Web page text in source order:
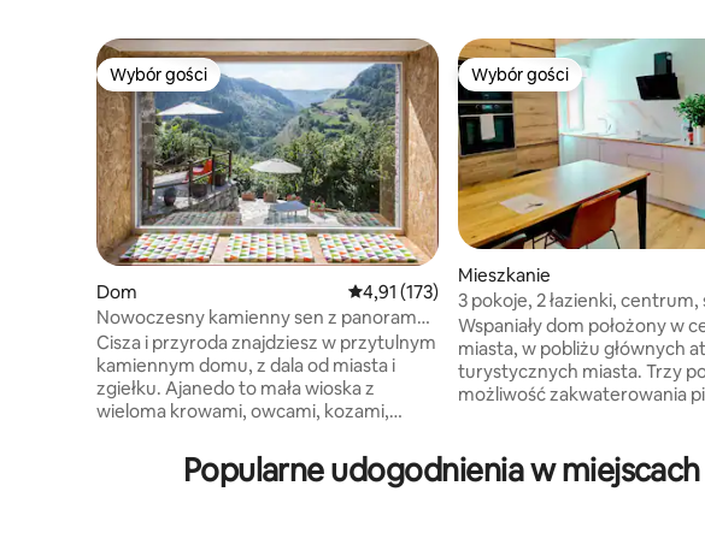
Wybór gości
Wybór gości
Dom Średnia ocena: 4,91 na 5, liczba recenzji: 173
4,91 (173)
Nowoczesny kamienny sen z panoramą
z Wi-Fi
Cisza i przyroda znajdziesz w przytulnym
kamiennym domu, z dala od miasta i
zgiełku. Ajanedo to mała wioska z
wieloma krowami, owcami, kozami,
majestatycznymi sępami gęsimi.
Znajduje się na wysokości 400 metrów w
Wybór gości
Wybór gości
Mieszkanie
3 pokoje, 2 łazienki, centrum,
i przestrzeń
Wspaniały dom położony w
miasta, w pobliżu głównych
turystycznych miasta. Trzy pokoje,
możliwość zakwaterowania
z jadalnią i salonem. Dwa
Niedawno odnowione i
Popularne udogodnienia w